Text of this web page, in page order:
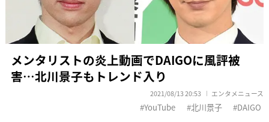
メンタリストの炎上動画でDAIGOに風評被
害…北川景子もトレンド入り
2021/08/13 20:53 エンタメニュース
YouTube 北川景子 DAIGO